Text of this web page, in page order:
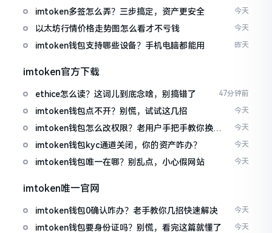
imtoken多签怎么弄？三步搞定，资产更安全 今天
以太坊行情价格走势图怎么看才不亏钱 今天
imtoken钱包支持哪些设备？手机电脑都能用 昨天
imtoken官方下载
ethice怎么读？这词儿到底念啥，别搞错了 47分钟前
imtoken钱包点不开？别慌，试试这几招 今天
imtoken钱包怎么改权限？老用户手把手教你换主
人
今天
imtoken钱包kyc通道关闭，你的资产咋办？ 今天
imtoken钱包唯一在哪？别乱点，小心假网站 今天
imtoken唯一官网
imtoken钱包0确认咋办？老手教你几招快速解决 今天
imtoken钱包要身份证吗？别慌，看完这篇就懂了 今天